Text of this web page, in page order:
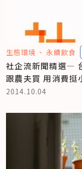
生態環境 永續飲食
社企流新聞精選—
跟農夫買 用消費挺
2014.10.04